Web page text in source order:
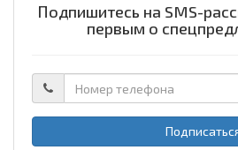
Подпишитесь на SMS-
первым о